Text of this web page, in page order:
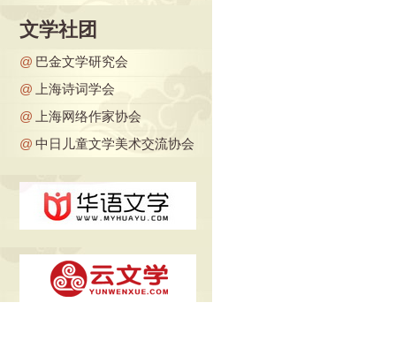
文学社团
@ 巴金文学研究会
@
上海诗词学会
@
上海网络作家协会
@ 中日儿童文学美术交流协会